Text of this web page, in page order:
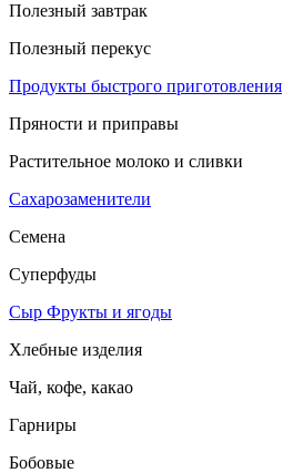
Полезный завтрак
Полезный перекус
Продукты быстрого приготовления
Пряности и приправы
Растительное молоко и сливки
Сахарозаменители
Семена
Суперфуды
Сыр Фрукты и ягоды
Хлебные изделия
Чай, кофе, какао
Гарниры
Бобовые